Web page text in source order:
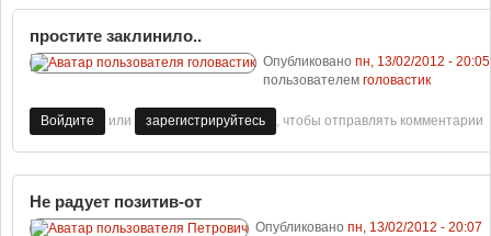
простите заклинило..
Опубликовано пн, 13/02/2012 - 20:05
пользователем головастик
Войдите или зарегистрируйтесь , чтобы отправлять комментарии
Не радует позитив-от
Опубликовано пн, 13/02/2012 - 20:07